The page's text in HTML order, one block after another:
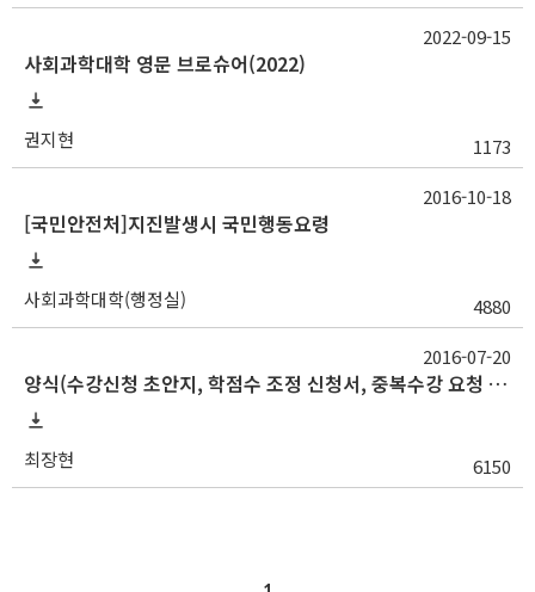
사회과학대학 영문 브로슈어(2022)
권지현 1173
2022-09-15
[국민안전처]지진발생시 국민행동요령
사회과학대학(행정실) 4880
2016-10-18
양식(수강신청 초안지, 학점수 조정 신청서, 중복수강 요청 및 확인서)
최장현 6150
2016-07-20